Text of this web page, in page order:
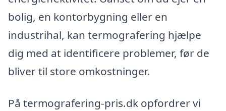
bolig, en kontorbygning eller en
industrihal, kan termografering hjælpe
dig med at identificere problemer, før de
bliver til store omkostninger.
På termografering-pris.dk opfordrer vi